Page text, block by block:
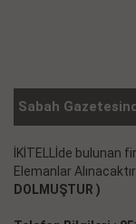
Sabah
İKİTELLİde bulunan
Elemanlar Alınacaktır.
DOLMUŞTUR )